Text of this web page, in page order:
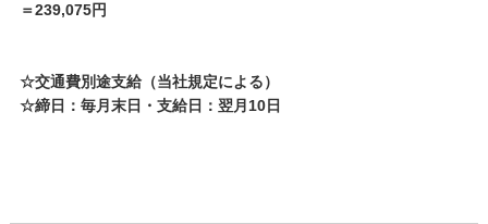
＝239,075円
☆交通費別途支給（当社規定による）
☆締日：毎月末日・支給日：翌月10日